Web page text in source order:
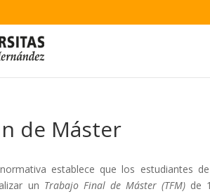
de Máster
establece que los estudiantes
un Trabajo Final de Máster (TFM) de